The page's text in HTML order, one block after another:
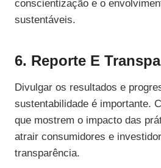
conscientização e o
sustentáveis.
6. Reporte E
Divulgar os resultados e
sustentabilidade é importante.
que mostrem o impacto das
atrair consumidores e
transparência.